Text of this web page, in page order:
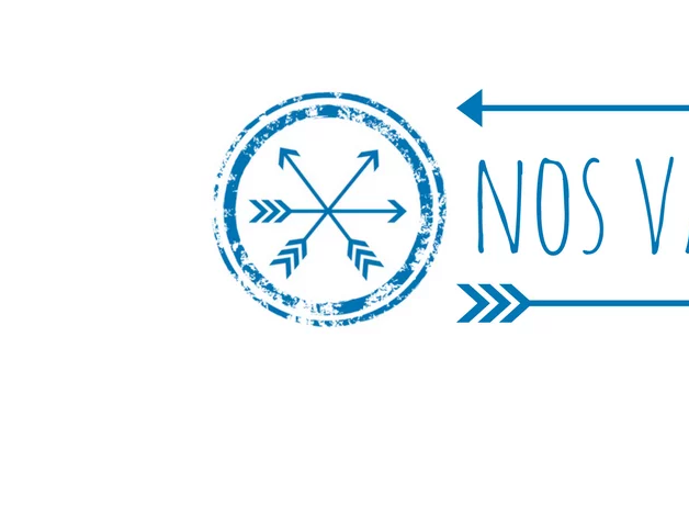
Nos Vamos de Rutica
Un blog de viajes donde se comparte experiencias, trucos y